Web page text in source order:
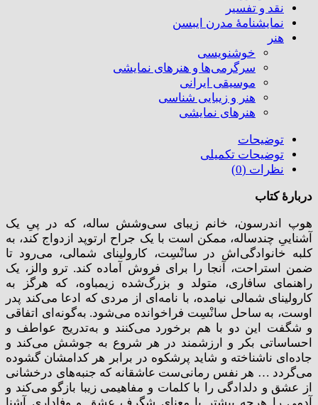
نقد و تفسیر
نمایشنامۀ مدرن ایبسن
هنر
خوشنویسی
سرگرمی‌ها و هنرهای نمایشی
موسیقی ایرانی
هنر و زیبایی شناسی
هنر‌های نمایشی
توضیحات
توضیحات تکمیلی
نظرات (0)
دربارۀ کتاب
هوپ اندرسون، خانم زیبای سی‌وشش ساله، که در پیِ یک
آشناییِ چندساله، ممکن است با یک جراح ارتوپد ازدواج کند، به
کلبه خانوادگی‌اش در سانْسِت، کارولینای شمالی، می‌رود تا
ضمن استراحت، آنجا را برای فروش آماده کند. ترو والز، یک
راهنمای سافاری، متولد و بزرگ‌شده زیمباوه، که هرگز به
کارولینای شمالی نیامده، با نامه‌ای از مردی که ادعا می‌کند پدر
اوست، به ساحل سانْسِت فراخوانده می‌شود. به‌گونه‌ای اتفاقی
و شگفت این دو با هم برخورد می‌کنند و به‌تدریج عواطف و
احساساتی بکر و ارزشمند در هر شروع به جوشش می‌کند و
جاده‌ای ناشناخته و شاید پرشکوه در برابر هر کدامشان گشوده
می‌گردد … هر نفس رمانی‌ست عاشقانه که جنبه‌های درخشانی
از عشق و دلدادگی را با کلمات و مفاهیمی زیبا بازگو می‌کند و
آدمی را هرچه بیشتر با معنای شگرف عشق و وفاداری آشنا